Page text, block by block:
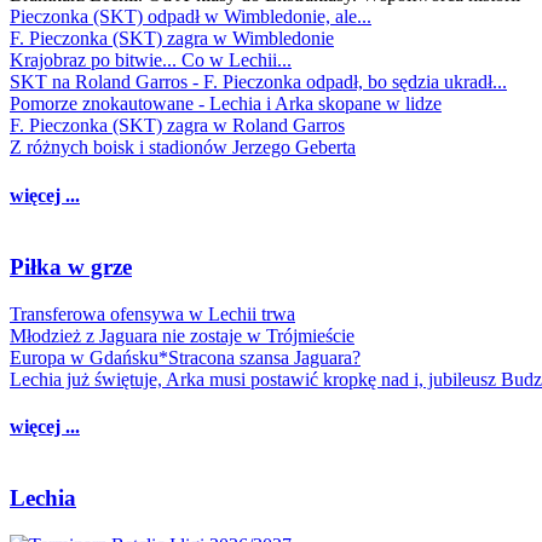
Pieczonka (SKT) odpadł w Wimbledonie, ale...
F. Pieczonka (SKT) zagra w Wimbledonie
Krajobraz po bitwie... Co w Lechii...
SKT na Roland Garros - F. Pieczonka odpadł, bo sędzia ukradł...
Pomorze znokautowane - Lechia i Arka skopane w lidze
F. Pieczonka (SKT) zagra w Roland Garros
Z różnych boisk i stadionów Jerzego Geberta
więcej ...
Piłka w grze
Transferowa ofensywa w Lechii trwa
Młodzież z Jaguara nie zostaje w Trójmieście
Europa w Gdańsku*Stracona szansa Jaguara?
Lechia już świętuje, Arka musi postawić kropkę nad i, jubileusz
więcej ...
Lechia